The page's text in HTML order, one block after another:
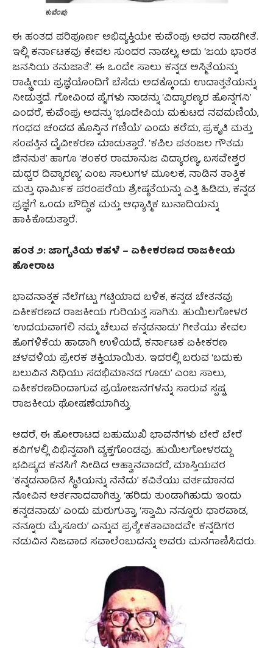
ಕುವೆಂಪು
ಈ ಹಂತದ ಪರಿಪೂರ್ಣ ಅಭಿವ್ಯಕ್ತಿಯೇ ಕುವೆಂಪು ಅವರ ನಾಡಗೀತೆ.
ಇಲ್ಲಿ ಕರ್ನಾಟಕವು ಕೇವಲ ಸುಂದರ ನಾಡಲ್ಲ, ಅದು ‘ಜಯ ಭಾರತ
ಜನನಿಯ ತನುಜಾತೆ’. ಈ ಒಂದೇ ಸಾಲು ಕನ್ನಡ ಅಸ್ಮಿತೆಯನ್ನು
ರಾಷ್ಟ್ರೀಯ ಪ್ರಜ್ಞೆಯೊಂದಿಗೆ ಬೆಸೆದು ಅದಕ್ಕೊಂದು ಉದಾತ್ತತೆಯನ್ನು
ನೀಡುತ್ತದೆ. ಗೋವಿಂದ ಪೈಗಳು ನಾಡನ್ನು ‘ವಿದ್ಯಾರಣ್ಯರ ಹೊನ್ನಗನಿ’
ಎಂದರೆ, ಕುವೆಂಪು ಅದನ್ನು ‘ಭೂದೇವಿಯ ಮಕುಟದ ನವಮಣಿಯೆ,
ಗಂಧದ ಚಂದದ ಹೊನ್ನಿನ ಗಣಿಯೆ’ ಎಂದು ಕರೆದು, ಪ್ರಕೃತಿ ಮತ್ತು
ಸಂಪತ್ತಿನ ದೈವೀಕರಣ ಮಾಡುತ್ತಾರೆ. ‘ಕಪಿಲ ಪತಂಜಲ ಗೌತಮ
ಜಿನನುತ’ ಹಾಗೂ ‘ಶಂಕರ ರಾಮಾನುಜ ವಿದ್ಯಾರಣ್ಯ, ಬಸವೇಶ್ವರ
ಮಧ್ವರ ದಿವ್ಯಾರಣ್ಯ’ ಎಂಬ ಸಾಲುಗಳ ಮೂಲಕ, ನಾಡಿನ ತಾತ್ವಿಕ
ಮತ್ತು ಧಾರ್ಮಿಕ ಪರಂಪರೆಯ ಶ್ರೇಷ್ಠತೆಯನ್ನು ಎತ್ತಿ ಹಿಡಿದು, ಕನ್ನಡ
ಪ್ರಜ್ಞೆಗೆ ಒಂದು ಬೌದ್ಧಿಕ ಮತ್ತು ಆಧ್ಯಾತ್ಮಿಕ ಬುನಾದಿಯನ್ನು
ಹಾಕಿಕೊಡುತ್ತಾರೆ.
ಹಂತ ೨: ಜಾಗೃತಿಯ ಕಹಳೆ – ಏಕೀಕರಣದ ರಾಜಕೀಯ
ಹೋರಾಟ
ಭಾವನಾತ್ಮಕ ನೆಲೆಗಟ್ಟು ಗಟ್ಟಿಯಾದ ಬಳಿಕ, ಕನ್ನಡ ಚೇತನವು
ಏಕೀಕರಣದ ರಾಜಕೀಯ ಗುರಿಯತ್ತ ಸಾಗಿತು. ಹುಯಿಲಗೋಳರ
‘ಉದಯವಾಗಲಿ ನಮ್ಮ ಚೆಲುವ ಕನ್ನಡನಾಡು’ ಗೀತೆಯು ಕೇವಲ
ಹೊಗಳಿಕೆಯ ಹಾಡಾಗಿ ಉಳಿಯದೆ, ಕರ್ನಾಟಕ ಏಕೀಕರಣ
ಚಳವಳಿಯ ಪ್ರೇರಕ ಶಕ್ತಿಯಾಯಿತು. ಇದರಲ್ಲಿ ಬರುವ ‘ಬದುಕು
ಬಲುವಿನ ನಿಧಿಯು ಸದಭಿಮಾನದ ಗೂಡು’ ಎಂಬ ಸಾಲು,
ಏಕೀಕರಣದಿಂದಾಗುವ ಪ್ರಯೋಜನಗಳನ್ನು ಸಾರುವ ಸ್ಪಷ್ಟ
ರಾಜಕೀಯ ಘೋಷಣೆಯಾಗಿತ್ತು.
ಆದರೆ, ಈ ಹೋರಾಟದ ಬಹುಮುಖಿ ಭಾವನೆಗಳು ಬೇರೆ ಬೇರೆ
ಕವಿಗಳಲ್ಲಿ ವಿಭಿನ್ನವಾಗಿ ವ್ಯಕ್ತಗೊಂಡವು. ಹುಯಿಲಗೋಳರದ್ದು
ಭವಿಷ್ಯದ ಕನಸಿಗೆ ನೀಡಿದ ಆಹ್ವಾನವಾದರೆ, ಮಾಸ್ತಿಯವರ
‘ಕನ್ನಡನಾಡಿನ ಸ್ಥಿತಿಯನ್ನು ನೆನೆದು’ ಕವಿತೆಯು ವರ್ತಮಾನದ
ನೋವಿನ ಆರ್ತನಾದವಾಗಿತ್ತು. ‘ಹರಿದು ತುಂಡಾಗಿಹುದು ಇಂದು
ಕನ್ನಡನಾಡು’ ಎಂದು ಮರುಗುತ್ತಾ, ‘ಸ್ವಾಮಿ ನನ್ನೂರು ಧಾರವಾಡ,
ನನ್ನೂರು ಮೈಸೂರು’ ಎನ್ನುವ ಪ್ರತ್ಯೇಕತಾವಾದವೇ ಕನ್ನಡಿಗರ
ನಡುವಿನ ನಿಜವಾದ ಸವಾಲೆಂಬುದನ್ನು ಅವರು ಮನಗಾಣಿಸಿದರು.